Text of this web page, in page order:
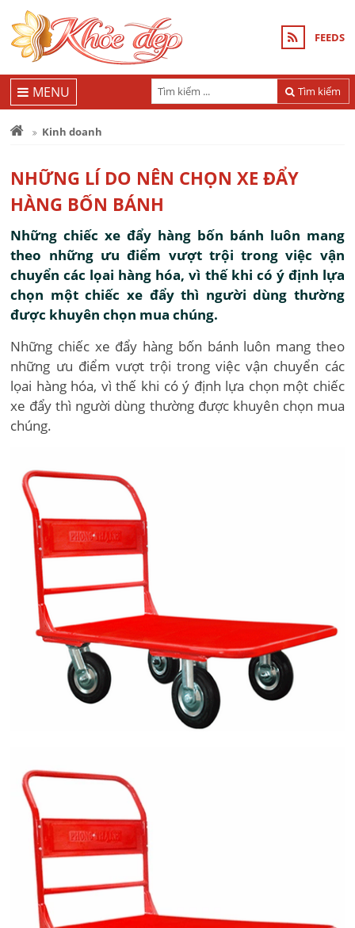
FEEDS
Tìm kiếm
MENU
Kinh doanh
NHỮNG LÍ DO NÊN CHỌN XE ĐẨY
HÀNG BỐN BÁNH
Những chiếc xe đẩy hàng bốn bánh luôn mang
theo những ưu điểm vượt trội trong việc vận
chuyển các lọai hàng hóa, vì thế khi có ý định lựa
chọn một chiếc xe đẩy thì người dùng thường
được khuyên chọn mua chúng.
Những chiếc xe đẩy hàng bốn bánh luôn mang theo
những ưu điểm vượt trội trong việc vận chuyển các
lọai hàng hóa, vì thế khi có ý định lựa chọn một chiếc
xe đẩy thì người dùng thường được khuyên chọn mua
chúng.